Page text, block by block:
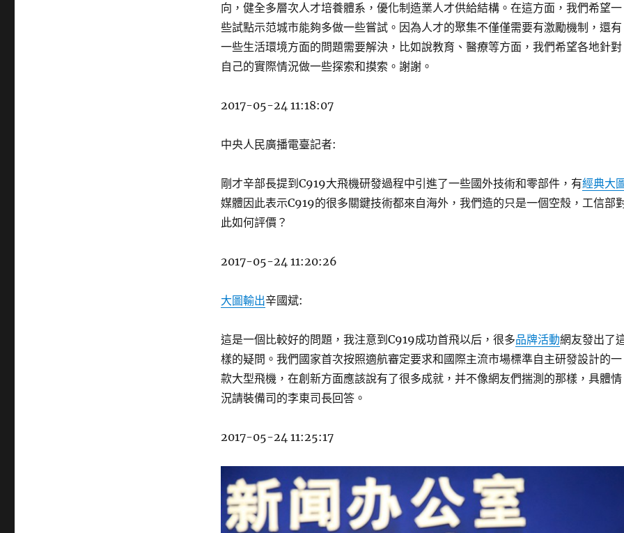
向，健全多層次人才培養體系，優化制造業人才供給結構。在這方面，我們希望一
些試點示范城市能夠多做一些嘗試。因為人才的聚集不僅僅需要有激勵機制，還有
一些生活環境方面的問題需要解決，比如說教育、醫療等方面，我們希望各地針對
自己的實際情況做一些探索和摸索。謝謝。
2017-05-24 11:18:07
中央人民廣播電臺記者:
剛才辛部長提到C919大飛機研發過程中引進了一些國外技術和零部件，有經典大
媒體因此表示C919的很多關鍵技術都來自海外，我們造的只是一個空殼，工信部
此如何評價？
2017-05-24 11:20:26
大圖輸出辛國斌:
這是一個比較好的問題，我注意到C919成功首飛以后，很多品牌活動網友發出了
樣的疑問。我們國家首次按照適航審定要求和國際主流市場標準自主研發設計的一
款大型飛機，在創新方面應該說有了很多成就，并不像網友們揣測的那樣，具體情
況請裝備司的李東司長回答。
2017-05-24 11:25:17